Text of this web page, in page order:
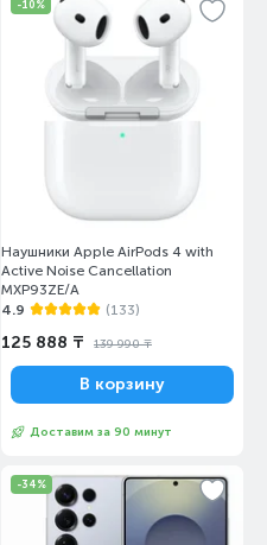
-10%
Наушники Apple AirPods 4 with
Active Noise Cancellation
MXP93ZE/A
4.9
(133)
125 888 ₸ 139 990 ₸
В корзину
Доставим за 90 минут
-34%